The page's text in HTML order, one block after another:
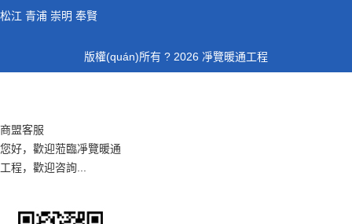
松江 青浦 崇明 奉賢
版權(quán)所有 ? 2026 凈覽暖通工程
商盟客服
您好，歡迎蒞臨凈覽暖通
工程，歡迎咨詢...